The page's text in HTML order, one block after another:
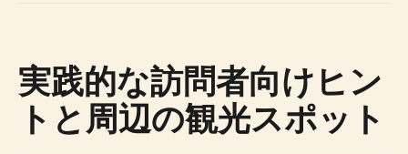
実践的な訪問者向けヒン
トと周辺の観光スポット